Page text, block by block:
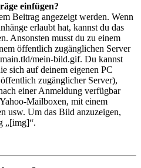
einfügen?
Beitrag angezeigt werden. Wenn
erlaubt hat, kannst du das
Ansonsten musst du zu einem
öffentlich zugänglichen Server
mein-bild.gif. Du kannst
sich auf deinem eigenen PC
zugänglicher Server),
einer Anmeldung verfügbar
Mailboxen, mit einem
usw. Um das Bild anzuzeigen,
„[img]“.